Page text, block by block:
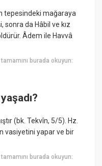
tepesindeki mağaraya
sonra da Hâbil ve kız
Âdem ile Havvâ
tamamını burada okuyun:
(bk. Tekvîn, 5/5). Hz.
vasiyetini yapar ve bir
tamamını burada okuyun: